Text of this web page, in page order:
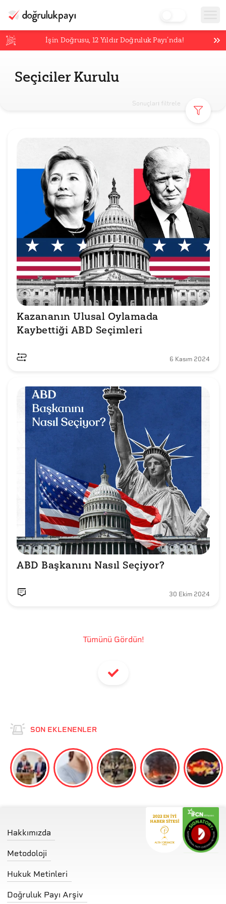
İşin Doğrusu,12 Yıldır Doğruluk Payı’nda!
Seçiciler Kurulu
Sonuçları filtrele
Kazananın Ulusal Oylamada
Kaybettiği ABD Seçimleri
6 Kasım 2024
30 Ekim 2024
Tümünü Gördün!
SON EKLENENLER
Hakkımızda
Metodoloji
Hukuk Metinleri
Doğruluk Payı Arşiv